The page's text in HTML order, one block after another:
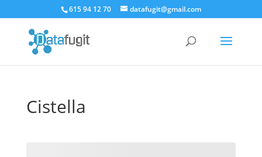
615 94 12 70 datafugit@gmail.com
Cistella